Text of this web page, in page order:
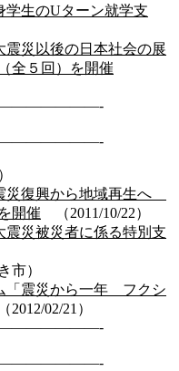
学生のUターン就学支
災以後の日本社会の展
全５回）を開催
災復興から地域再生へ
開催 （2011/10/22）
災被災者に係る特別支
市）
「震災から一年 フクシ
2012/02/21）